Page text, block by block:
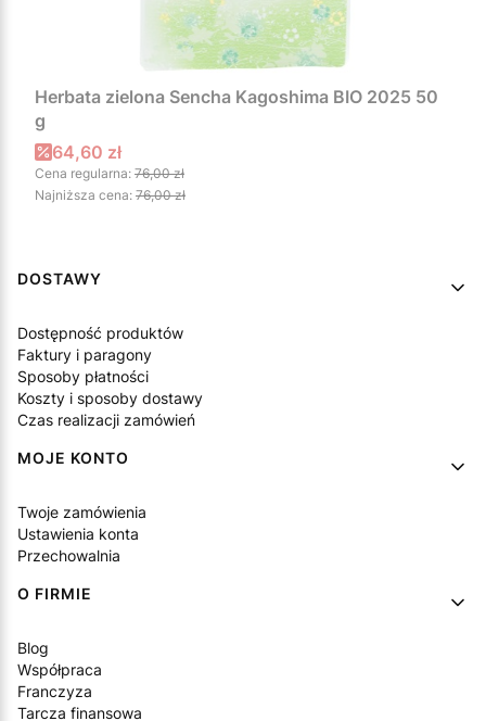
Herbata zielona Sencha Kagoshima BIO 2025 50
g
Cena promocyjna
64,60 zł
Cena regularna: 76,00 zł
Najniższa cena: 76,00 zł
Linki w stopce
DOSTAWY
Dostępność produktów
Faktury i paragony
Sposoby płatności
Koszty i sposoby dostawy
Czas realizacji zamówień
MOJE KONTO
Twoje zamówienia
Ustawienia konta
Przechowalnia
O FIRMIE
Blog
Współpraca
Franczyza
Tarcza finansowa